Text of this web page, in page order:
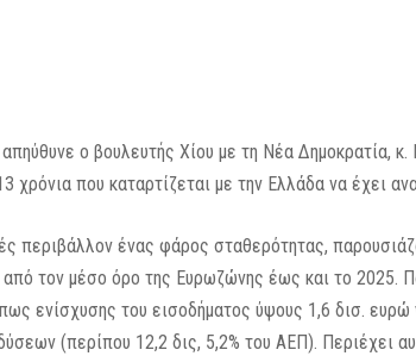
ο βουλευτής Χίου με τη Νέα Δημοκρατία,
που καταρτίζεται με την Ελλάδα να έχει
ένας φάρος σταθερότητας,
τον μέσο όρο της Ευρωζώνης έως και το 2025.
ενίσχυσης του εισοδήματος ύψους 1,6 δισ. ευρώ
(περίπου 12,2 δις, 5,2% του ΑΕΠ). Περιέχει